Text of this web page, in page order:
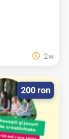
2w
200 ron